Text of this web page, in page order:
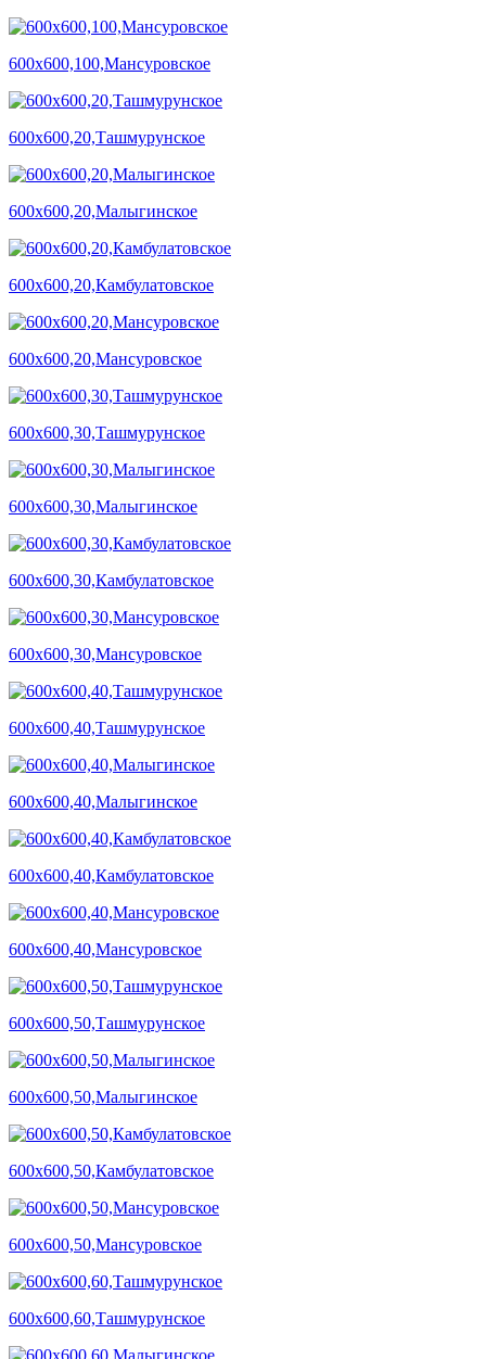
600х600,100,Мансуровское
600х600,20,Ташмурунское
600х600,20,Малыгинское
600х600,20,Камбулатовское
600х600,20,Мансуровское
600х600,30,Ташмурунское
600х600,30,Малыгинское
600х600,30,Камбулатовское
600х600,30,Мансуровское
600х600,40,Ташмурунское
600х600,40,Малыгинское
600х600,40,Камбулатовское
600х600,40,Мансуровское
600х600,50,Ташмурунское
600х600,50,Малыгинское
600х600,50,Камбулатовское
600х600,50,Мансуровское
600х600,60,Ташмурунское